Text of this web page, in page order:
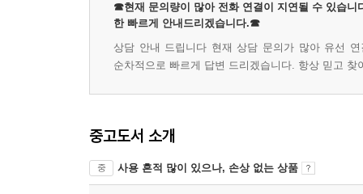
☎현재 문의량이 많아 전화 연결이 지연될 수 있습니
한 빠르게 안내드리겠습니다.☎
상담 안내 드립니다 현재 상담 문의가 많아 유선
순차적으로 빠르게 답변 드리겠습니다. 항상 믿고
중고도서 소개
중 사용 흔적 많이 있으나, 손상 없는 상품